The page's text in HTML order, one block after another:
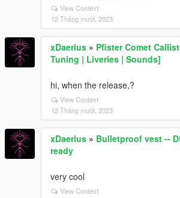
View Context
12 Tháng mười, 2023
xDaerius » Pfister Comet
Tuning | Liveries | Sounds]
hi, when the release,?
View Context
12 Tháng mười, 2023
xDaerius » Bulletproof vest --
ready
very cool
View Context